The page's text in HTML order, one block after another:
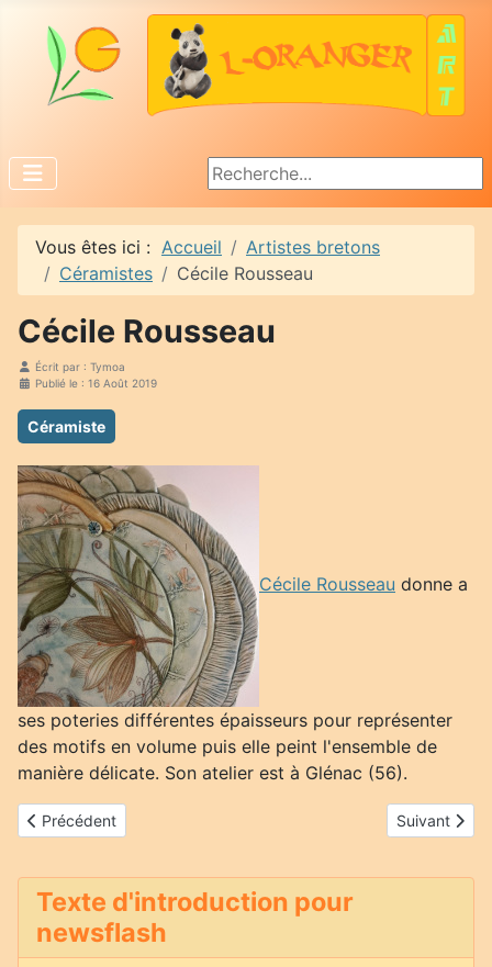
Rechercher
Vous êtes ici : Accueil
Artistes bretons
Céramistes
Cécile Rousseau
Cécile Rousseau
Écrit par : Tymoa
Publié le : 16 Août 2019
Céramiste
Cécile Rousseau donne a
ses poteries différentes épaisseurs pour représenter
des motifs en volume puis elle peint l'ensemble de
manière délicate. Son atelier est à Glénac (56).
Article précédent : Pauline Tanguy
Précédent Article
Suivant
Texte d'introduction pour
newsflash